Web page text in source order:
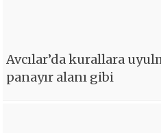
Avcılar’da kurallara
panayır alanı gibi